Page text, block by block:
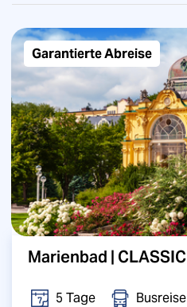
Garantierte Abreise
Marienbad | CLASSIC
5 Tage Busreise